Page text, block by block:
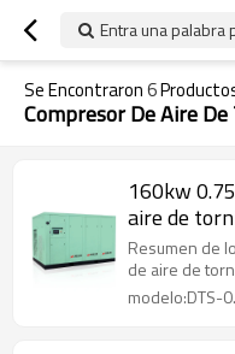
Entra una palabra
Se Encontraron6
Compresor De Aire
160kw
aire de
Resumen de
de aire de